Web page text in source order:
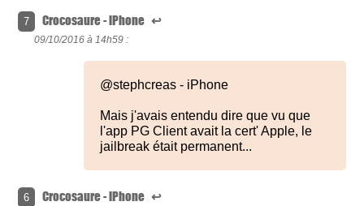
7 Crocosaure - iPhone ↩
09/10/2016 à 14h59 :
@stephcreas - iPhone
Mais j'avais entendu dire que vu que
l'app PG Client avait la cert' Apple, le
jailbreak était permanent...
6 Crocosaure - iPhone ↩